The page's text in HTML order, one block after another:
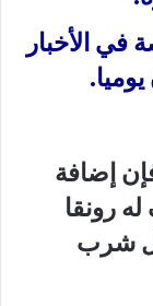
الأخبار
إضافة
رونقا
شرب